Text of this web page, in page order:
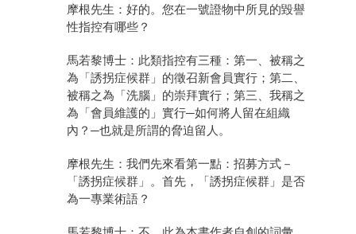
摩根先生：好的。您在一號證物中所見的毀譽
性指控有哪些？
馬若黎博士：此類指控有三種：第一、被稱之
為「誘拐症候群」的徵召新會員實行；第二、
被稱之為「洗腦」的崇拜實行；第三、我稱之
為「會員維護的」實行─如何將人留在組織
內？─也就是所謂的脅迫留人。
摩根先生：我們先來看第一點：招募方式－
「誘拐症候群」。首先，「誘拐症候群」是否
為一專業術語？